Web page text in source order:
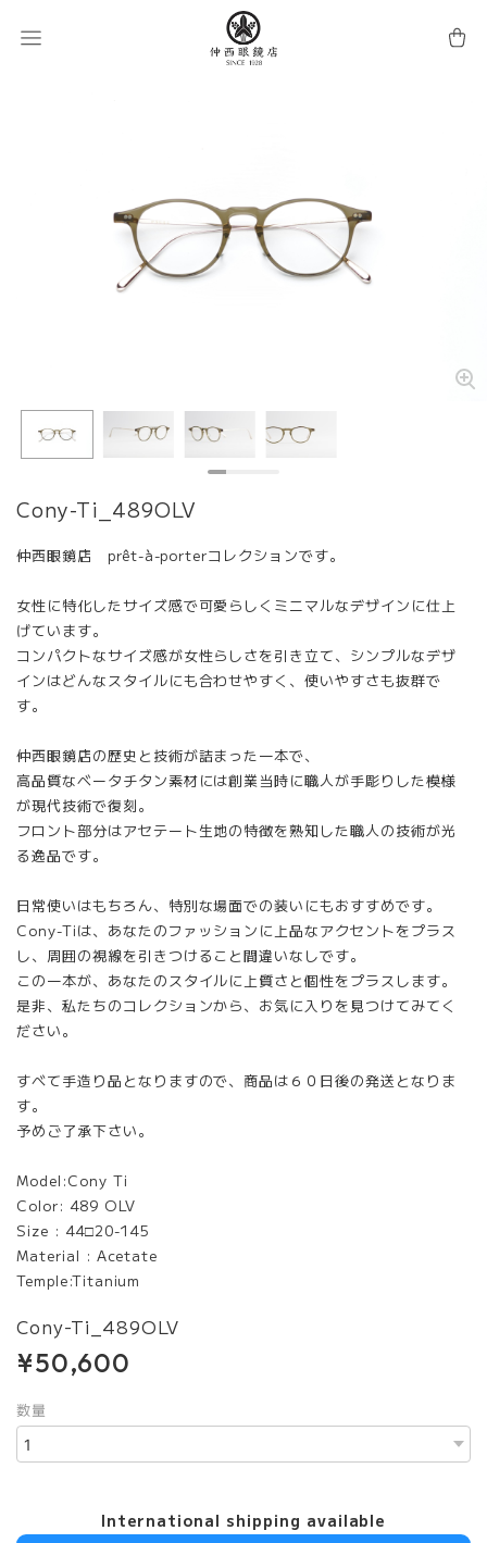
Cony-Ti_489OLV
仲西眼鏡店 prêt-à-porterコレクションです。
女性に特化したサイズ感で可愛らしくミニマルなデザインに仕上
げています。
コンパクトなサイズ感が女性らしさを引き立て、シンプルなデザ
インはどんなスタイルにも合わせやすく、使いやすさも抜群で
す。
仲西眼鏡店の歴史と技術が詰まった一本で、
高品質なベータチタン素材には創業当時に職人が手彫りした模様
が現代技術で復刻。
フロント部分はアセテート生地の特徴を熟知した職人の技術が光
る逸品です。
日常使いはもちろん、特別な場面での装いにもおすすめです。
Cony-Tiは、あなたのファッションに上品なアクセントをプラス
し、周囲の視線を引きつけること間違いなしです。
この一本が、あなたのスタイルに上質さと個性をプラスします。
是非、私たちのコレクションから、お気に入りを見つけてみてく
ださい。
すべて手造り品となりますので、商品は６０日後の発送となりま
す。
予めご了承下さい。
Model:Cony Ti
Color: 489 OLV
Size : 44□20-145
Material : Acetate
Temple:Titanium
Cony-Ti_489OLV
¥50,600
数量
International shipping available